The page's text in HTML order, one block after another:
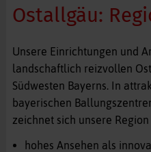
Ostallgäu:
Unsere Einrichtungen und
landschaftlich reizvollen
Südwesten Bayerns. In
bayerischen
zeichnet sich unsere
hohes Ansehen als